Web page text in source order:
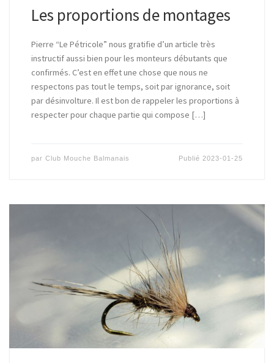
Les proportions de montages
Pierre “Le Pétricole” nous gratifie d’un article très
instructif aussi bien pour les monteurs débutants que
confirmés. C’est en effet une chose que nous ne
respectons pas tout le temps, soit par ignorance, soit
par désinvolture. Il est bon de rappeler les proportions à
respecter pour chaque partie qui compose […]
par Club Mouche Balmanais Publié 2023-01-25